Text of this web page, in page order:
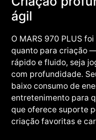
ágil
O MARS 970 PLUS
quanto para criação
rápido e fluido, seja
com profundidade.
baixo consumo de
entretenimento para
que oferece suporte
criação favoritas e